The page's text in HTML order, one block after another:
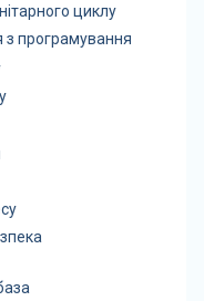
циклу
з програмування